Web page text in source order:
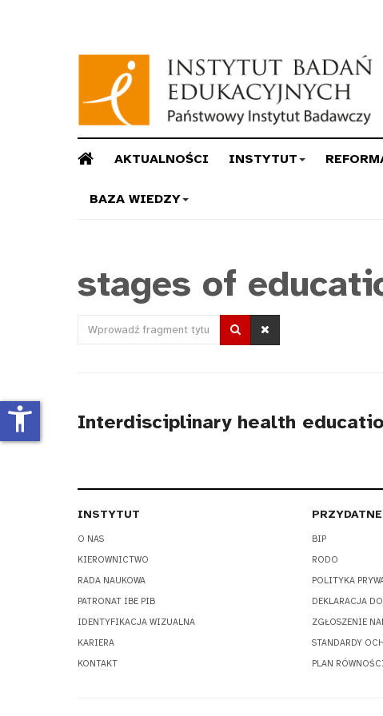
AKTUALNOŚCI INSTYTUT
BAZA WIEDZY
stages of
Wprowadź
Interdisciplinary health
INSTYTUT
O NAS
KIEROWNICTWO
RADA NAUKOWA
PATRONAT IBE PIB
IDENTYFIKACJA WIZUALNA
KARIERA
KONTAKT
BIP
RODO
POLITYKA
DEKLARACJA
ZGŁOSZENIE
STANDARDY
PLAN
accessibility_new